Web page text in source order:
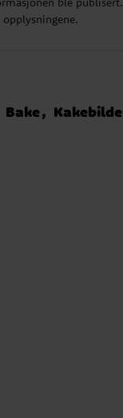
Bake